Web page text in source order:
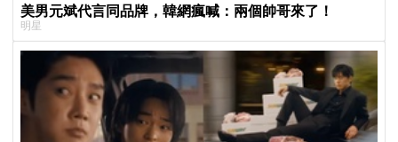
美男元斌代言同品牌，韓網瘋喊：兩個帥哥來了！
明星